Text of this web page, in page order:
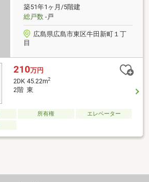
築51年1ヶ月/5階建
総戸数-戸
広島県広島市東区牛田新町１丁
目
210万円
2DK 45.22m2
2階 東
所有権
エレベーター